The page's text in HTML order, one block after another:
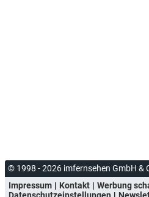
© 1998 - 2026 imfernsehen GmbH &
Impressum
Kontakt Werbung